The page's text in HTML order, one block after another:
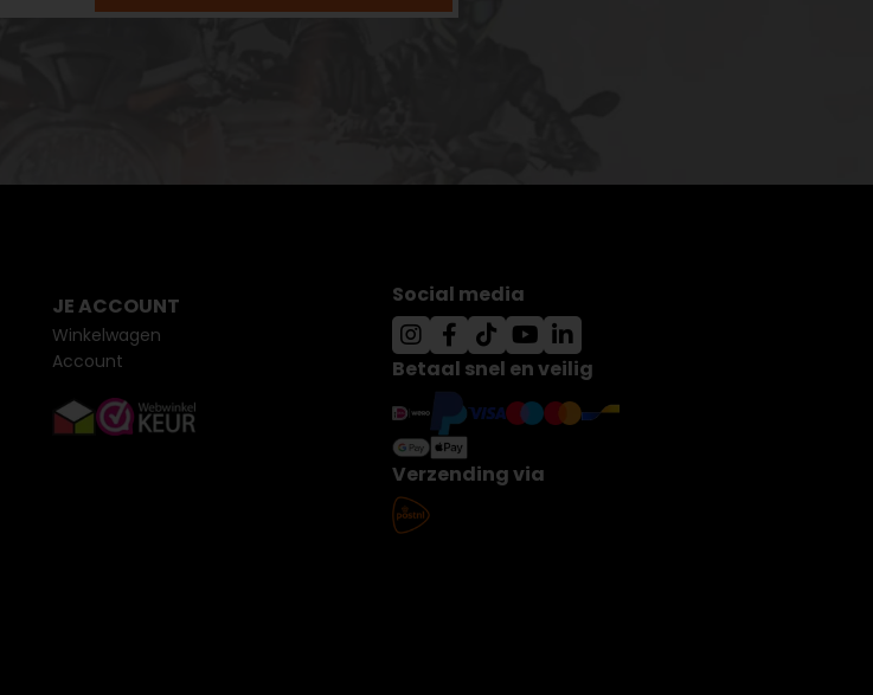
JE ACCOUNT
Winkelwagen
Account
Social media
Betaal snel en veilig
Verzending via